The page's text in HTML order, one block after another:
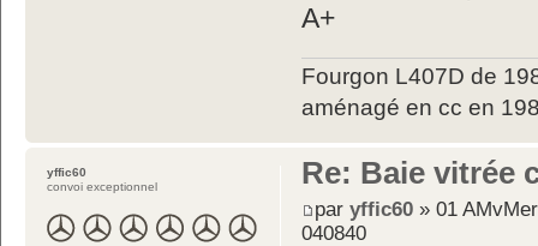
A+
Fourgon L407D de
aménagé en cc en
Re: Baie vitrée
paryffic60 » 01
040840
yffic60
convoi exceptionnel